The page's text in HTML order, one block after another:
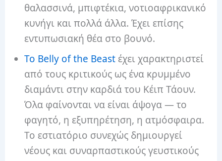
θαλασσινά, μπιφτέκια, νοτιοαφρικανικό
κυνήγι και πολλά άλλα. Έχει επίσης
εντυπωσιακή θέα στο βουνό.
Το Belly of the Beast έχει χαρακτηριστεί
από τους κριτικούς ως ένα κρυμμένο
διαμάντι στην καρδιά του Κέιπ Τάουν.
Όλα φαίνονται να είναι άψογα — το
φαγητό, η εξυπηρέτηση, η ατμόσφαιρα.
Το εστιατόριο συνεχώς δημιουργεί
νέους και συναρπαστικούς γευστικούς